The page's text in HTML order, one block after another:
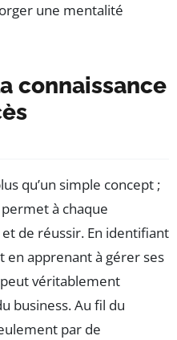
une mentalité
connaissance
qu’un simple concept ;
à chaque
de réussir. En identifiant
en apprenant à gérer ses
véritablement
business. Au fil du
par de